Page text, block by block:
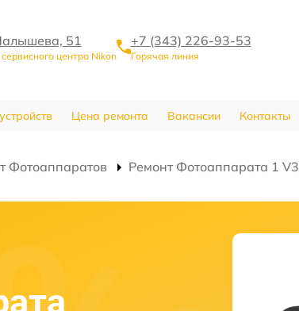
51
центра Nikon
+7 (343) 226-93-53
Горячая линия
Цена ремонта Вакансии Контакты
Фотоаппаратов Ремонт Фотоаппарата 1 V3